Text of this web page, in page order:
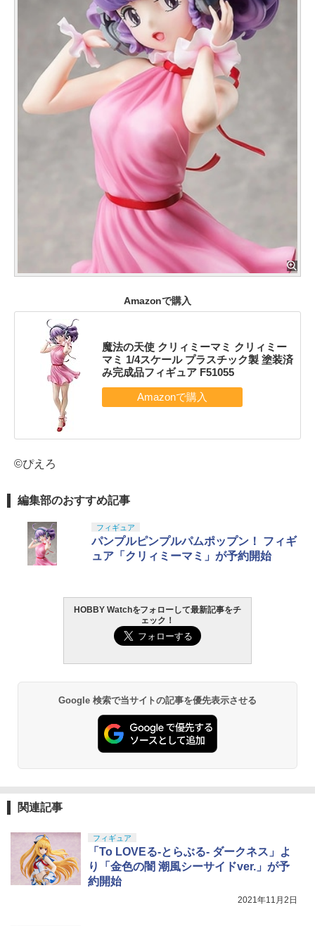
Amazonで購入
魔法の天使 クリィミーマミ クリィミー
マミ 1/4スケール プラスチック製 塗装済
み完成品フィギュア F51055
©ぴえろ
編集部のおすすめ記事
フィギュア
パンプルピンプルパムポップン！ フィギ
ュア「クリィミーマミ」が予約開始
HOBBY Watchをフォローして最新記事をチ
ェック！
Google 検索で当サイトの記事を優先表示させる
関連記事
フィギュア
「To LOVEる-とらぶる- ダークネス」よ
り「金色の闇 潮風シーサイドver.」が予
約開始
2021年11月2日